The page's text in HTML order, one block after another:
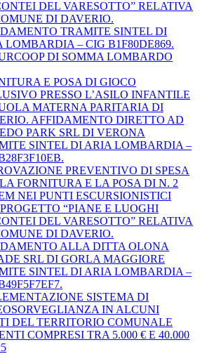
DEL VARESOTTO” RELATIVA
DI DAVERIO.
TRAMITE SINTEL DI
LOMBARDIA – CIG B1F80DE869.
DI SOMMA LOMBARDO
E POSA DI GIOCO
PRESSO L’ASILO INFANTILE
MATERNA PARITARIA DI
AFFIDAMENTO DIRETTO AD
PARK SRL DI VERONA
SINTEL DI ARIA LOMBARDIA –
PREVENTIVO DI SPESA
FORNITURA E LA POSA DI N. 2
NEI PUNTI ESCURSIONISTICI
“PIANE E LUOGHI
DEL VARESOTTO” RELATIVA
DI DAVERIO.
ALLA DITTA OLONA
SRL DI GORLA MAGGIORE
SINTEL DI ARIA LOMBARDIA –
SISTEMA DI
IN ALCUNI
DEL TERRITORIO COMUNALE
COMPRESI TRA 5.000 € E 40.000